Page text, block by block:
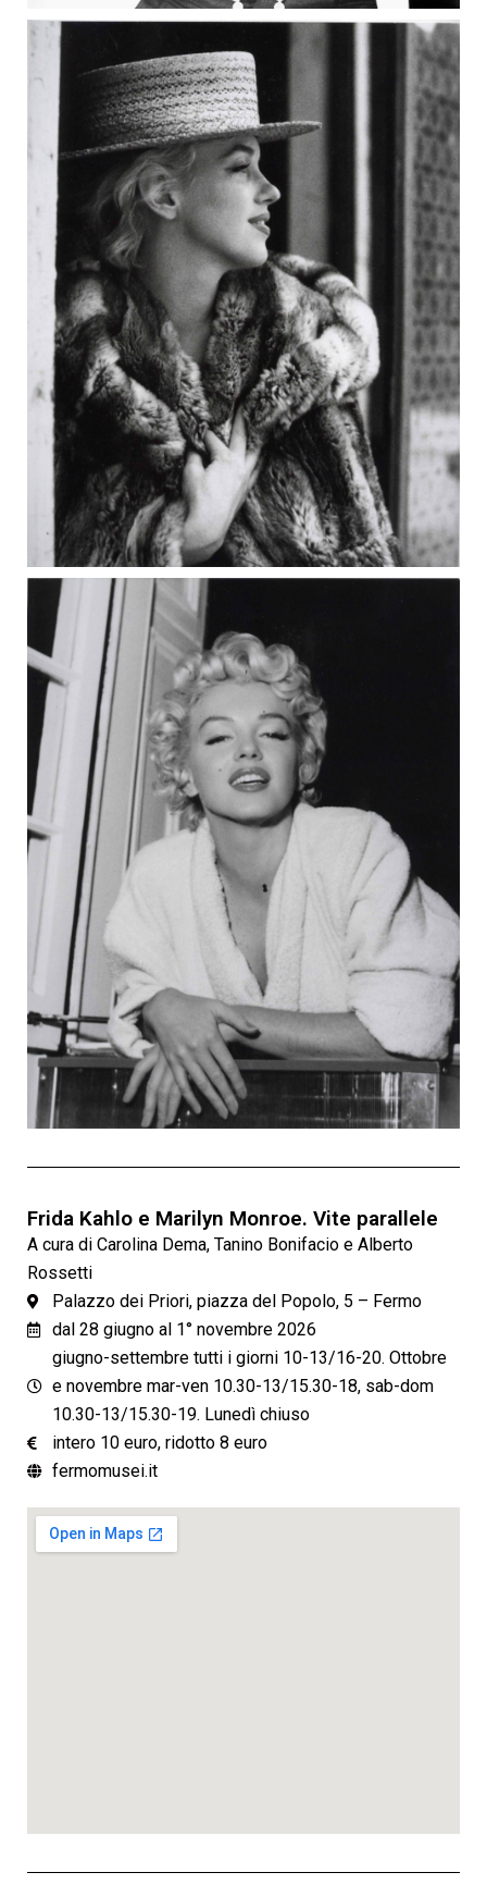
Frida Kahlo e Marilyn Monroe. Vite parallele
A cura di Carolina Dema, Tanino Bonifacio e Alberto
Rossetti
Palazzo dei Priori, piazza del Popolo, 5 – Fermo
dal 28 giugno al 1° novembre 2026
giugno-settembre tutti i giorni 10-13/16-20. Ottobre
e novembre mar-ven 10.30-13/15.30-18, sab-dom
10.30-13/15.30-19. Lunedì chiuso
intero 10 euro, ridotto 8 euro
fermomusei.it